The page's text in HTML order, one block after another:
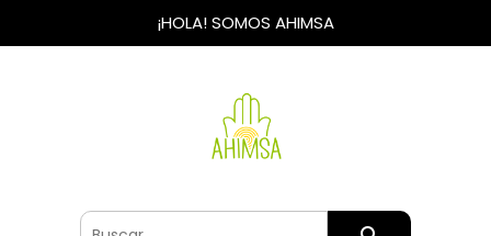
¡HOLA! SOMOS AHIMSA